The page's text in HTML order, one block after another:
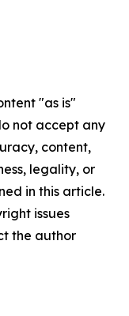
"as is"
not accept any
content,
legality, or
in this article.
issues
the author